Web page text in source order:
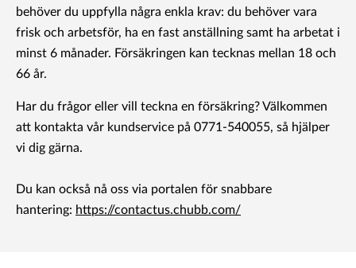
behöver du uppfylla några enkla krav: du behöver vara
frisk och arbetsför, ha en fast anställning samt ha arbetat i
minst 6 månader. Försäkringen kan tecknas mellan 18 och
66 år.
Har du frågor eller vill teckna en försäkring? Välkommen
att kontakta vår kundservice på 0771-540055, så hjälper
vi dig gärna.
Du kan också nå oss via portalen för snabbare
hantering: https://contactus.chubb.com/